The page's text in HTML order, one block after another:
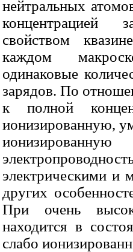
нейтральных
концентрацией
свойством
каждом
одинаковые
зарядов. По
к полной
ионизированную,
электрическими и
других
При очень
находится в
слабо